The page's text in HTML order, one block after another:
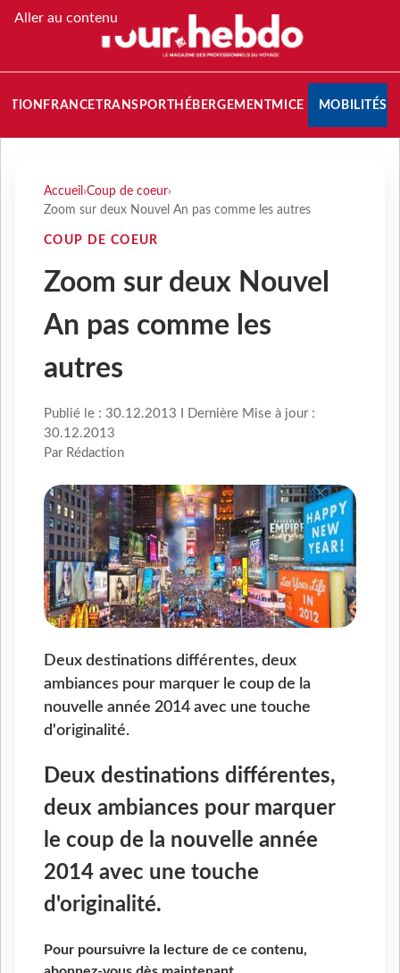
Aller au contenu
FRANCETRANSPORT HÉBERGEMENTMICE MOBILITÉS
Accueil ›Coup de coeur›
Zoom sur deux Nouvel An pas comme les autres
COUP DE COEUR
Zoom sur deux Nouvel
An pas comme les
autres
Publié le : 30.12.2013 I Dernière Mise à jour :
30.12.2013
Par Rédaction
Deux destinations différentes, deux
ambiances pour marquer le coup de la
nouvelle année 2014 avec une touche
d'originalité.
Deux destinations différentes,
deux ambiances pour marquer
le coup de la nouvelle année
2014 avec une touche
d'originalité.
Pour poursuivre la lecture de ce contenu,